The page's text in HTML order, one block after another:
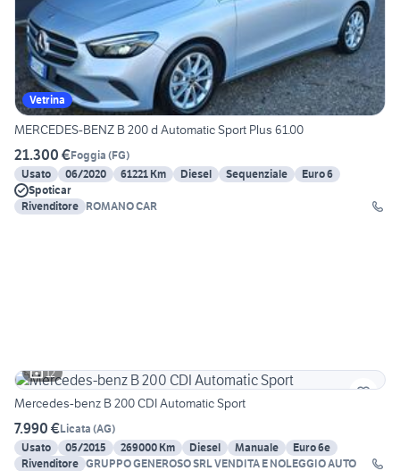
Vetrina
MERCEDES-BENZ B 200 d Automatic Sport Plus 61.00
21.300 €Foggia (FG)
Usato
06/2020 61221 Km Diesel Sequenziale
Euro 6
Spoticar
Rivenditore ROMANO CAR
12
Mercedes-benz B 200 CDI Automatic Sport
7.990 €Licata (AG)
Usato
05/2015 269000 Km Diesel Manuale
Euro 6e
Rivenditore GRUPPO GENEROSO SRL VENDITA E NOLEGGIO AUTO